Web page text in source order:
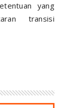
yang
transisi